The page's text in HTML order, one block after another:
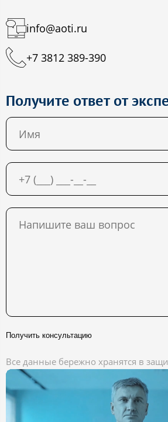
info@aoti.ru
+7 3812 389-390
Получите ответ от
Получить консультацию
Все данные бережно хранятся в